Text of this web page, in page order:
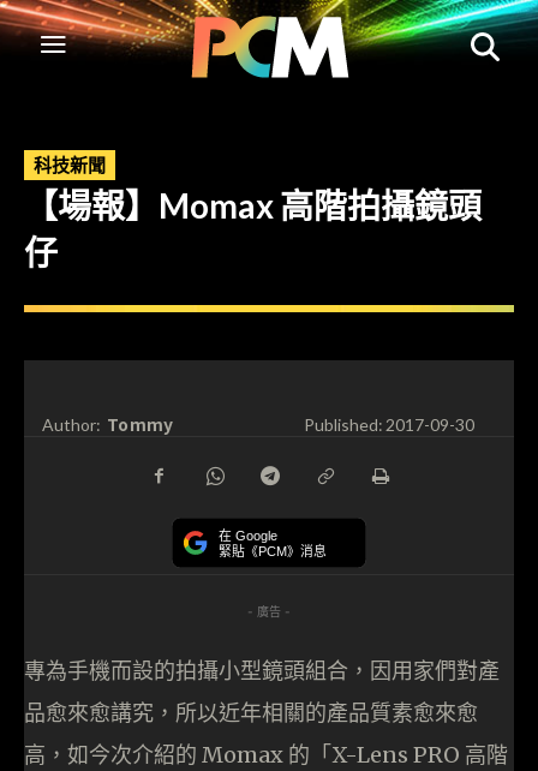
科技新聞
【場報】Momax 高階拍攝鏡頭
仔
Author: Tommy Published:2017-09-30
在 Google
緊貼《PCM》消息
- 廣告 -
專為手機而設的拍攝小型鏡頭組合，因用家們對產
品愈來愈講究，所以近年相關的產品質素愈來愈
高，如今次介紹的 Momax 的「X-Lens PRO 高階